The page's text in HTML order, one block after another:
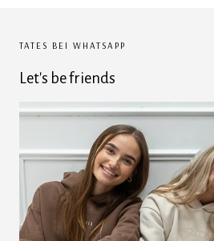
TATES BEI WHATSAPP
Let's be friends